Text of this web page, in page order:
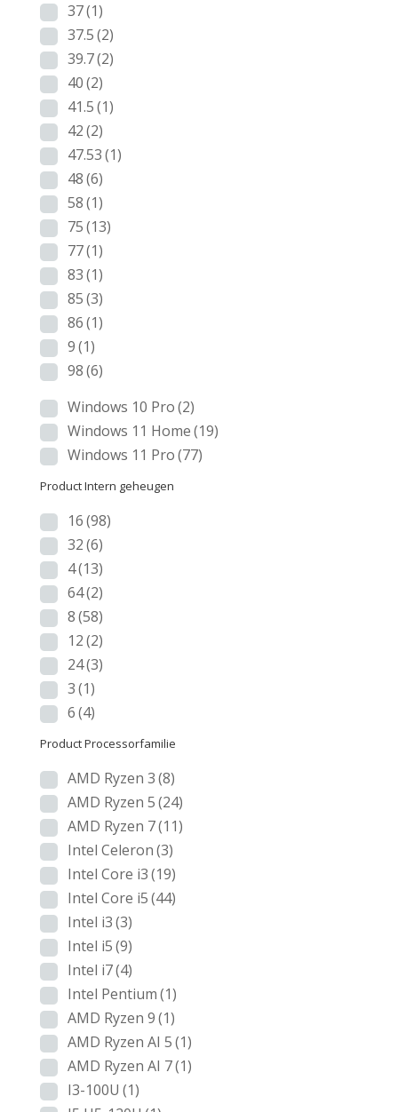
37(1)
37.5(2)
39.7(2)
40(2)
41.5(1)
42(2)
47.53(1)
48(6)
58(1)
75(13)
77(1)
83(1)
85(3)
86(1)
9(1)
98(6)
Windows 10 Pro(2)
Windows 11 Home(19)
Windows 11 Pro(77)
Product Intern geheugen
16(98)
32(6)
4(13)
64(2)
8(58)
12(2)
24(3)
3(1)
6(4)
Product Processorfamilie
AMD Ryzen 3(8)
AMD Ryzen 5(24)
AMD Ryzen 7(11)
Intel Celeron(3)
Intel Core i3(19)
Intel Core i5(44)
Intel i3(3)
Intel i5(9)
Intel i7(4)
Intel Pentium(1)
AMD Ryzen 9(1)
AMD Ryzen AI 5(1)
AMD Ryzen AI 7(1)
I3-100U (1)